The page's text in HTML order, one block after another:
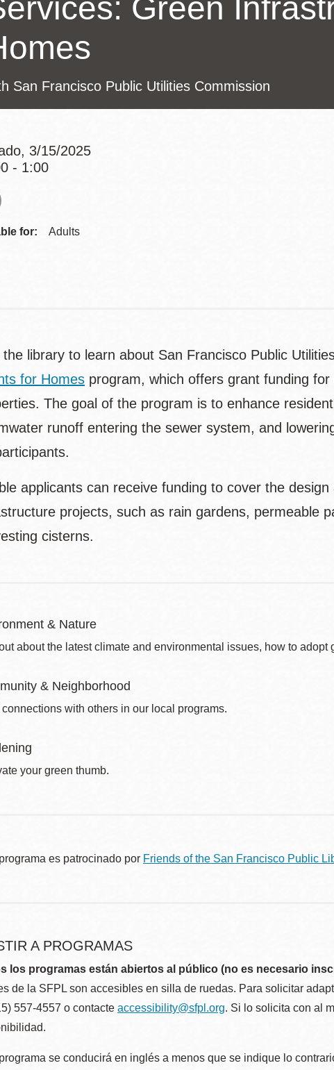
Potrero
Presidio
Bibliotecas
Green
San Francisco Public Utilities Commission
3/15/2025
- 1:00
for: Adults
the library to learn about San Francisco Public
for Homes program, which offers grant funding
The goal of the program is to enhance
runoff entering the sewer system, and
applicants can receive funding to cover the
projects, such as rain gardens, permeable
cisterns.
& Nature
about the latest climate and environmental issues, how to
& Neighborhood
connections with others in our local programs.
your green thumb.
es patrocinado por Friends of the San Francisco Public
A PROGRAMAS
los programas están abiertos al público (no es necesario
de la SFPL son accesibles en silla de ruedas. Para solicitar
557-4557 o contacte accessibility@sfpl.org. Si lo solicita con al
se conducirá en inglés a menos que se indique lo